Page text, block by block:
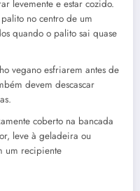
levemente e estar cozido.
no centro de um
​​​​quando o palito sai quase
vegano esfriarem antes de
devem descascar
coberto na bancada
leve à geladeira ou
um recipiente